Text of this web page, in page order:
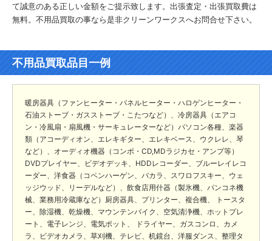
て誠意のある正しい金額をご提示致します。出張査定・出張買取費は
無料。不用品買取の事なら是非クリーンワークスへお問合せ下さい。
不用品買取品目一例
暖房器具（ファンヒーター・パネルヒーター・ハロゲンヒーター・
石油ストーブ・ガスストーブ・こたつなど）、冷房器具（エアコ
ン・冷風扇・扇風機・サーキュレーターなど）パソコン各種、楽器
類（アコーディオン、エレキギター、エレキベース、ウクレレ、琴
など）、オーディオ機器（コンポ・CD,MDラジカセ・アンプ等）
DVDプレイヤー、ビデオデッキ、HDDレコーダー、ブルーレイレコ
ーダー、洋食器（コペンハーゲン、バカラ、スワロフスキー、ウェ
ッジウッド、リーデルなど）、飲食店用什器（製氷機、パンコネ機
械、業務用冷蔵庫など）厨房器具、プリンター、複合機、 トースタ
ー、除湿機、乾燥機、マウンテンバイク、空気清浄機、ホットプレ
ート、電子レンジ、電気ポット、 ドライヤー、ガスコンロ、カメ
ラ、ビデオカメラ、草刈機、テレビ、机鏡台、洋服ダンス、整理タ